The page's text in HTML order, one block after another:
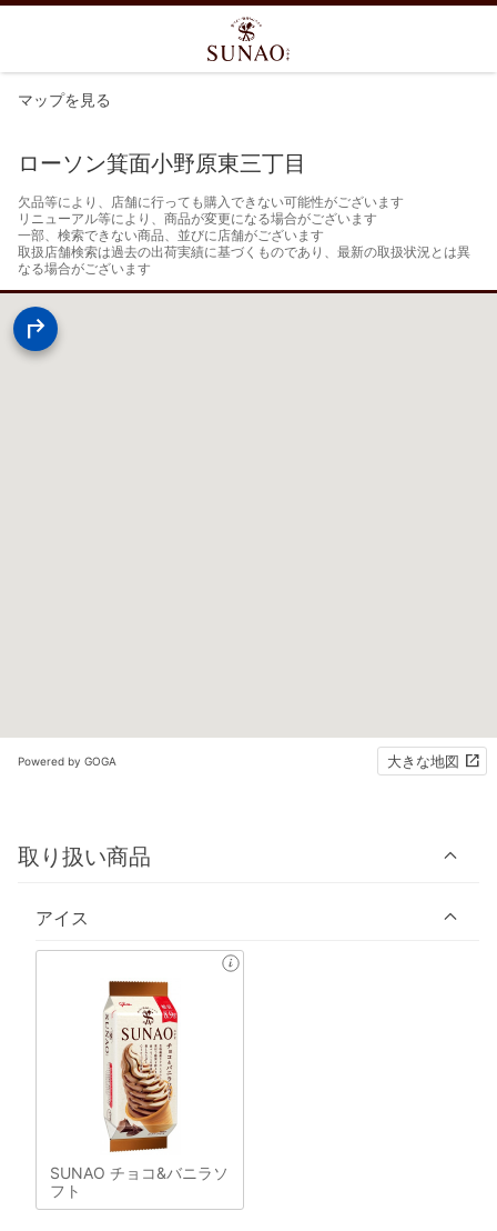
マップを見る
ローソン箕面小野原東三丁目
欠品等により、店舗に行っても購入できない可能性がございます
リニューアル等により、商品が変更になる場合がございます
一部、検索できない商品、並びに店舗がございます
取扱店舗検索は過去の出荷実績に基づくものであり、最新の取扱状況とは異
なる場合がございます
Powered by GOGA 大きな地図
取り扱い商品
アイス
SUNAO チョコ&バニラソ
フト